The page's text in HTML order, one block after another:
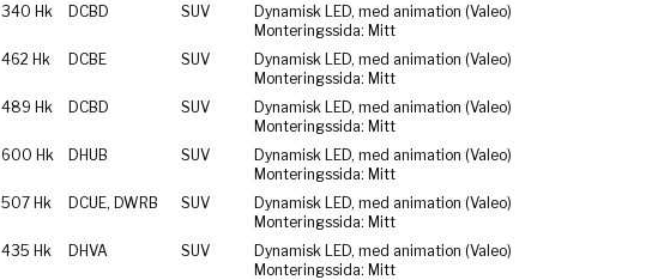
340 Hk DCBD SUV
Dynamisk LED, med animation (Valeo)
Monteringssida: Mitt
462 Hk DCBE SUV
Dynamisk LED, med animation (Valeo)
Monteringssida: Mitt
489 Hk DCBD SUV
Dynamisk LED, med animation (Valeo)
Monteringssida: Mitt
600 Hk DHUB SUV
Dynamisk LED, med animation (Valeo)
Monteringssida: Mitt
507 Hk DCUE, DWRB SUV
Dynamisk LED, med animation (Valeo)
Monteringssida: Mitt
435 Hk DHVA SUV
Dynamisk LED, med animation (Valeo)
Monteringssida: Mitt